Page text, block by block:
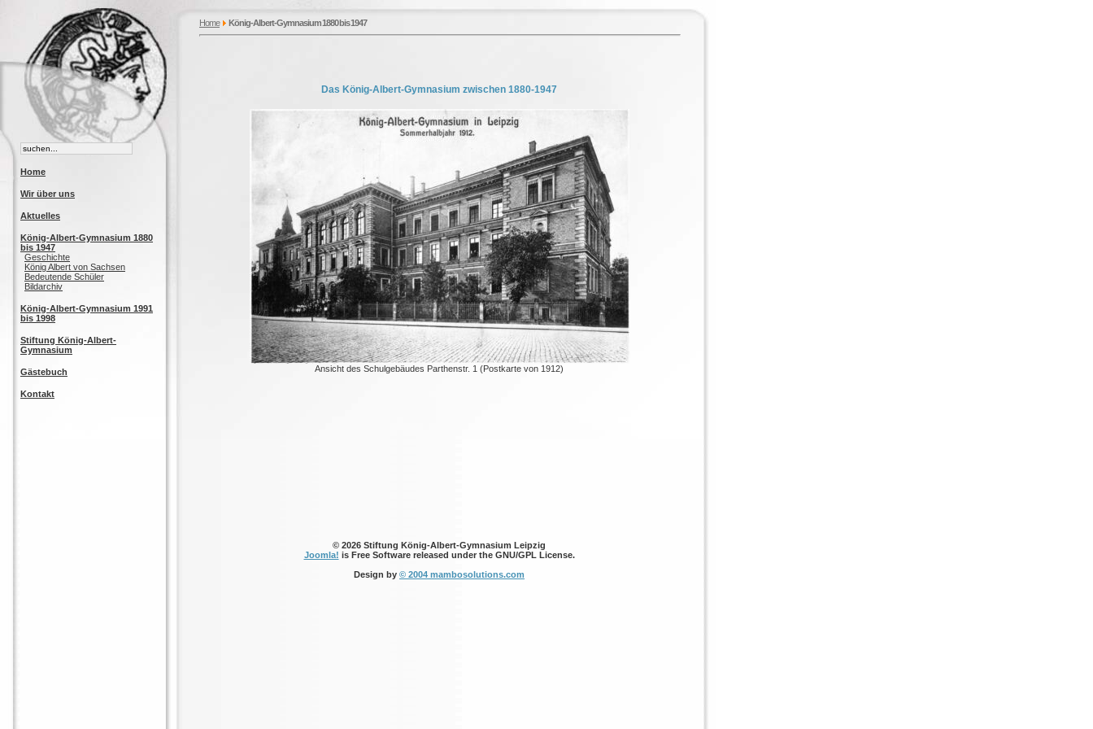
Home König-Albert-Gymnasium 1880 bis 1947
Home
Wir über uns
Aktuelles
König-Albert-Gymnasium 1880
bis 1947
Geschichte
König Albert von Sachsen
Bedeutende Schüler
Bildarchiv
König-Albert-Gymnasium 1991
bis 1998
Stiftung König-Albert-
Gymnasium
Gästebuch
Kontakt
Das König-Albert-Gymnasium zwischen 1880-1947
Ansicht des Schulgebäudes Parthenstr. 1 (Postkarte von 1912)
© 2026 Stiftung König-Albert-Gymnasium Leipzig
Joomla! is Free Software released under the GNU/GPL License.
Design by © 2004 mambosolutions.com